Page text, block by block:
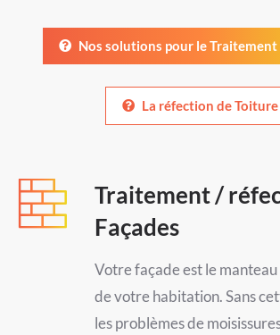
Nos solutions pour le Traitement
La réfection de Toiture
Traitement /
Façades
Votre façade est le
de votre habitation. Sans
les problèmes de